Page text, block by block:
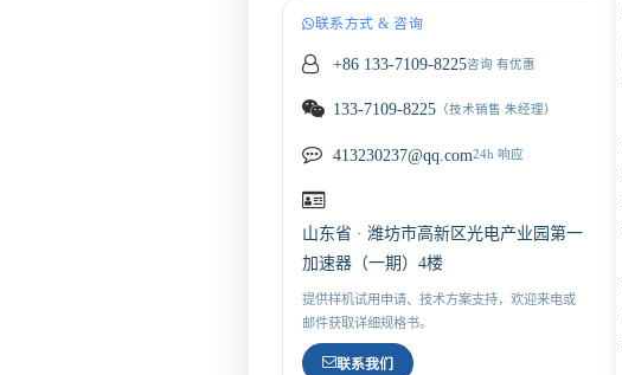
联系方式 & 咨询
+86 133-7109-8225咨询 有优惠
133-7109-8225（技术销售 朱经理）
413230237@qq.com24h 响应
山东省 · 潍坊市高新区光电产业园第一
加速器（一期）4楼
提供样机试用申请、技术方案支持，欢迎来电或
邮件获取详细规格书。
联系我们